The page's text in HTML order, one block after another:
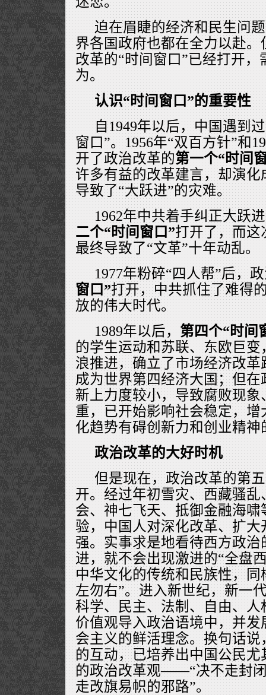
迫在眉睫的经济和民生问
界各国政府也都在全力以赴
改革的“时间窗口”已经打开
为。
认识“时间窗口”的重要性
自1949年以后，中国遇到
窗口”。1956年“双百方针”和
开了政治改革的第一个“时间
许多有益的改革建言，却演
导致了“大跃进”的灾难。
1962年中共着手纠正大跃
二个“时间窗口”打开了，而这
最终导致了“文革”十年动乱。
1977年粉碎“四人帮”后，
窗口”打开，中共抓住了难得
放的伟大时代。
1989年以后，第四个“时间
的学生运动和苏联、东欧巨
浪推进，确立了市场经济改
成为世界第四经济大国；但
新上力度较小，导致腐败现
重，已开始影响社会稳定，
化趋势有碍创新力和创业精神
政治改革的大好时机
但是现在，政治改革的第
开。经过年初雪灾、西藏骚
会、神七飞天、抵御金融海
验，中国人对深化改革、扩
强。实事求是地看待西方政
进，就不会出现激进的“全盘
中华文化的传统和民族性，
左勿右”。进入新世纪，新一
科学、民主、法制、自由、
价值观导入政治语境中，并
会主义的鲜活理念。换句话
的互动，已培养出中国公民
的政治改革观——“决不走封
走改旗易帜的邪路”。